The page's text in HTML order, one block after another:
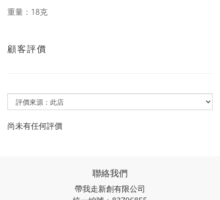
重量：18克
顧客評價
尚未有任何評價
聯絡我們
帶我走新創有限公司